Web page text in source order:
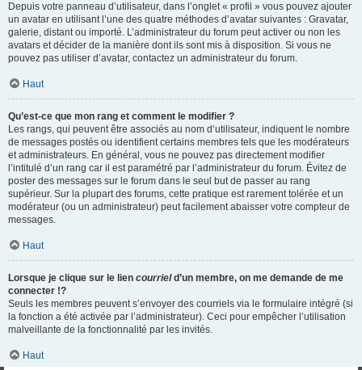
Depuis votre panneau d’utilisateur, dans l’onglet « profil » vous pouvez ajouter
un avatar en utilisant l’une des quatre méthodes d’avatar suivantes : Gravatar,
galerie, distant ou importé. L’administrateur du forum peut activer ou non les
avatars et décider de la manière dont ils sont mis à disposition. Si vous ne
pouvez pas utiliser d’avatar, contactez un administrateur du forum.
Haut
Qu’est-ce que mon rang et comment le modifier ?
Les rangs, qui peuvent être associés au nom d’utilisateur, indiquent le nombre
de messages postés ou identifient certains membres tels que les modérateurs
et administrateurs. En général, vous ne pouvez pas directement modifier
l’intitulé d’un rang car il est paramétré par l’administrateur du forum. Évitez de
poster des messages sur le forum dans le seul but de passer au rang
supérieur. Sur la plupart des forums, cette pratique est rarement tolérée et un
modérateur (ou un administrateur) peut facilement abaisser votre compteur de
messages.
Haut
Lorsque je clique sur le lien courrield’un membre, on me demande de me
connecter !?
Seuls les membres peuvent s’envoyer des courriels via le formulaire intégré (si
la fonction a été activée par l’administrateur). Ceci pour empêcher l’utilisation
malveillante de la fonctionnalité par les invités.
Haut